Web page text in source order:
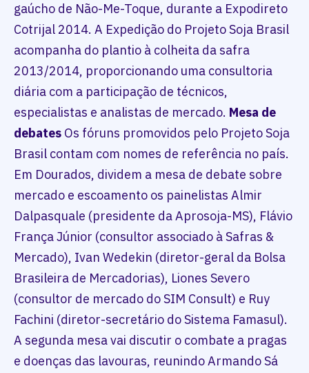
gaúcho de Não-Me-Toque, durante a Expodireto
Cotrijal 2014. A Expedição do Projeto Soja Brasil
acompanha do plantio à colheita da safra
2013/2014, proporcionando uma consultoria
diária com a participação de técnicos,
especialistas e analistas de mercado. Mesa de
debates Os fóruns promovidos pelo Projeto Soja
Brasil contam com nomes de referência no país.
Em Dourados, dividem a mesa de debate sobre
mercado e escoamento os painelistas Almir
Dalpasquale (presidente da Aprosoja-MS), Flávio
França Júnior (consultor associado à Safras &
Mercado), Ivan Wedekin (diretor-geral da Bolsa
Brasileira de Mercadorias), Liones Severo
(consultor de mercado do SIM Consult) e Ruy
Fachini (diretor-secretário do Sistema Famasul).
A segunda mesa vai discutir o combate a pragas
e doenças das lavouras, reunindo Armando Sá